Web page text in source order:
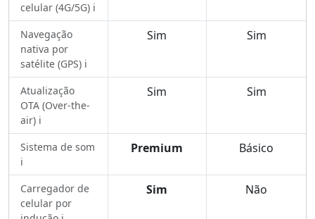
celular (4G/5G) ℹ️
Navegação
nativa por
satélite (GPS) ℹ️
Sim Sim
Atualização
OTA (Over-the-
air) ℹ️
Sim Sim
Sistema de som
ℹ️
Premium Básico
Carregador de
celular por
Sim Não